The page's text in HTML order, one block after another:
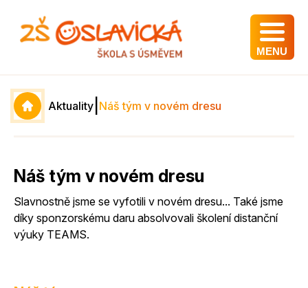
MENU
Aktuality Náš tým v novém dresu
Náš tým v novém dresu
Slavnostně jsme se vyfotili v novém dresu... Také jsme
díky sponzorskému daru absolvovali školení distanční
výuky TEAMS.